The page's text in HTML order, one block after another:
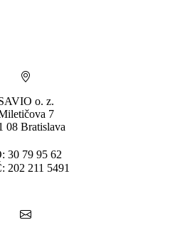
o. z.
7
08 Bratislava
30 79 95 62
202 211 5491